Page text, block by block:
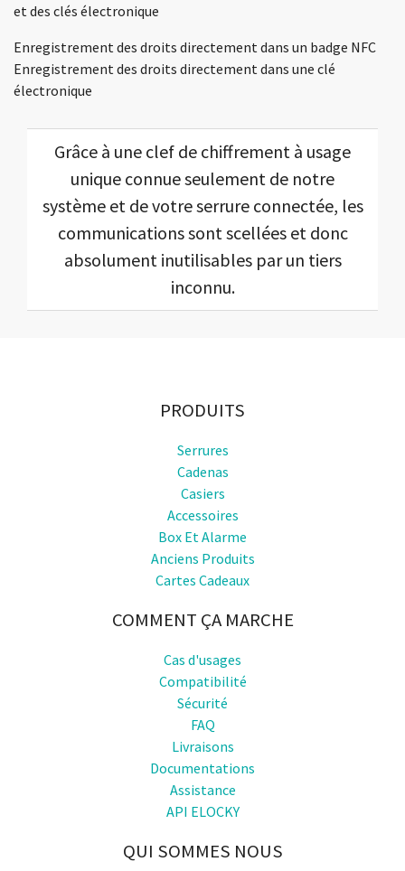
et des clés électronique
Enregistrement des droits directement dans un badge NFC
Enregistrement des droits directement dans une clé
électronique
Grâce à une clef de chiffrement à usage
unique connue seulement de notre
système et de votre serrure connectée, les
communications sont scellées et donc
absolument inutilisables par un tiers
inconnu.
PRODUITS
Serrures
Cadenas
Casiers
Accessoires
Box Et Alarme
Anciens Produits
Cartes Cadeaux
COMMENT ÇA MARCHE
Cas d'usages
Compatibilité
Sécurité
FAQ
Livraisons
Documentations
Assistance
API ELOCKY
QUI SOMMES NOUS